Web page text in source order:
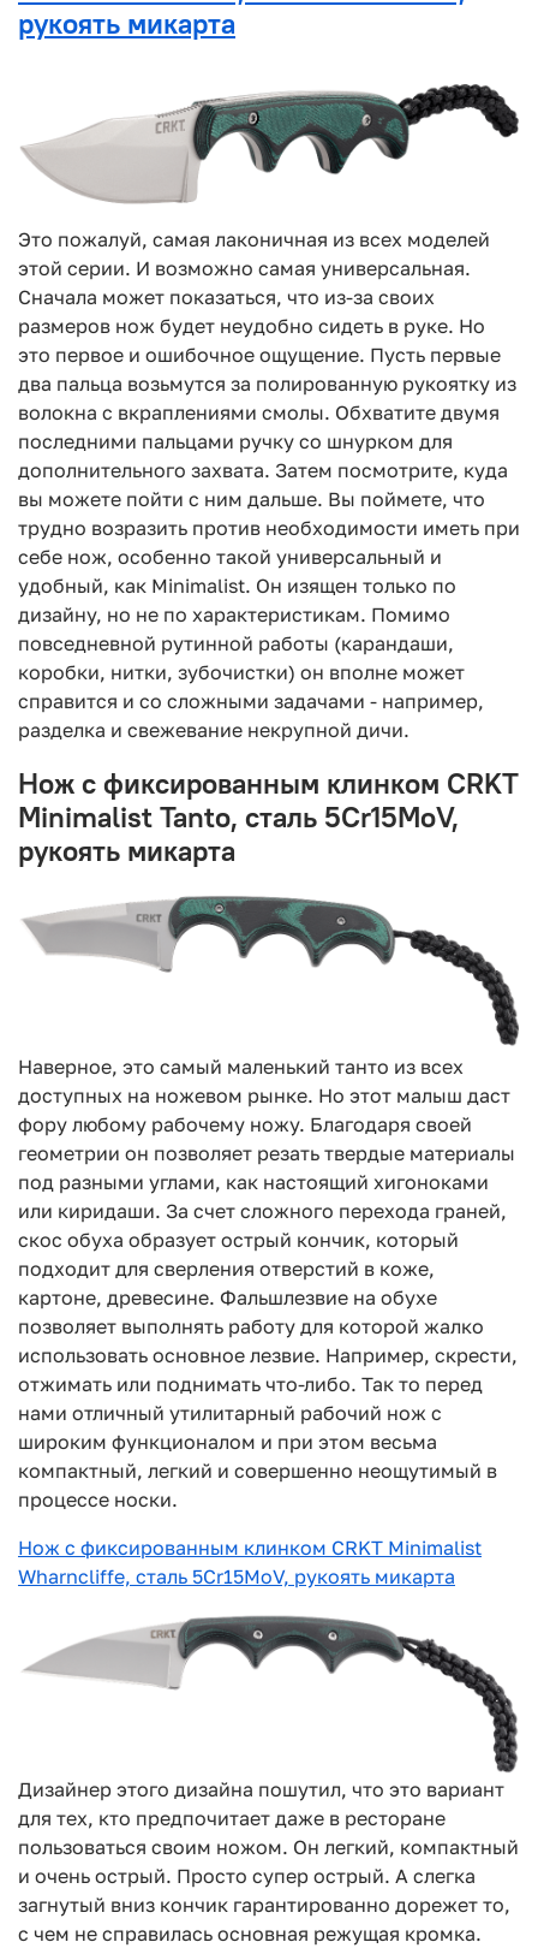
рукоять микарта
Это пожалуй, самая лаконичная из всех моделей
этой серии. И возможно самая универсальная.
Сначала может показаться, что из-за своих
размеров нож будет неудобно сидеть в руке. Но
это первое и ошибочное ощущение. Пусть первые
два пальца возьмутся за полированную рукоятку из
волокна с вкраплениями смолы. Обхватите двумя
последними пальцами ручку со шнурком для
дополнительного захвата. Затем посмотрите, куда
вы можете пойти с ним дальше. Вы поймете, что
трудно возразить против необходимости иметь при
себе нож, особенно такой универсальный и
удобный, как Minimalist. Он изящен только по
дизайну, но не по характеристикам. Помимо
повседневной рутинной работы (карандаши,
коробки, нитки, зубочистки) он вполне может
справится и со сложными задачами - например,
разделка и свежевание некрупной дичи.
Нож с фиксированным клинком CRKT
Minimalist Tanto, сталь 5Cr15MoV,
рукоять микарта
Наверное, это самый маленький танто из всех
доступных на ножевом рынке. Но этот малыш даст
фору любому рабочему ножу. Благодаря своей
геометрии он позволяет резать твердые материалы
под разными углами, как настоящий хигоноками
или киридаши. За счет сложного перехода граней,
скос обуха образует острый кончик, который
подходит для сверления отверстий в коже,
картоне, древесине. Фальшлезвие на обухе
позволяет выполнять работу для которой жалко
использовать основное лезвие. Например, скрести,
отжимать или поднимать что-либо. Так то перед
нами отличный утилитарный рабочий нож с
широким функционалом и при этом весьма
компактный, легкий и совершенно неощутимый в
процессе носки.
Нож с фиксированным клинком CRKT Minimalist
Wharncliffe, сталь 5Cr15MoV, рукоять микарта
Дизайнер этого дизайна пошутил, что это вариант
для тех, кто предпочитает даже в ресторане
пользоваться своим ножом. Он легкий, компактный
и очень острый. Просто супер острый. А слегка
загнутый вниз кончик гарантированно дорежет то,
с чем не справилась основная режущая кромка.